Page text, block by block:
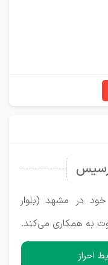
در مشهد (بلوار
به همکاری می‌کند.
احراز